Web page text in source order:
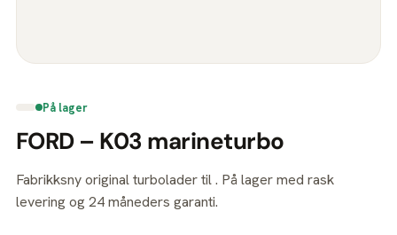
På lager
FORD – K03 marineturbo
Fabrikksny original turbolader til . På lager med rask
levering og 24 måneders garanti.